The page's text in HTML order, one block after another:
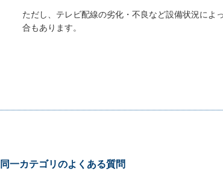
ただし、テレビ配線の劣化・不良など設備状況に
合もあります。
同一カテゴリのよくある質問